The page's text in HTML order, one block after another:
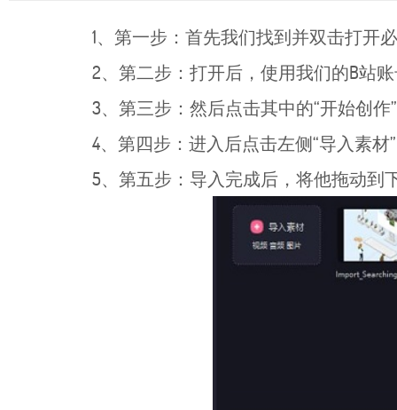
1、第一步：首先我们找到并双击打开
2、第二步：打开后，使用我们的B站
3、第三步：然后点击其中的“开始创作
4、第四步：进入后点击左侧“导入素
5、第五步：导入完成后，将他拖动到